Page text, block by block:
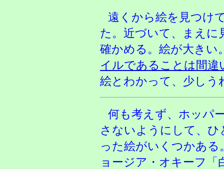
遠くから絵を見つけ
た。近づいて、まえに
確かめる。絵が大きい
イルであることは間違
絵とわかって、少しう
何も考えず、ホッパ
さないようにして、
った絵がいくつかあ
ョージア・オキーフ「